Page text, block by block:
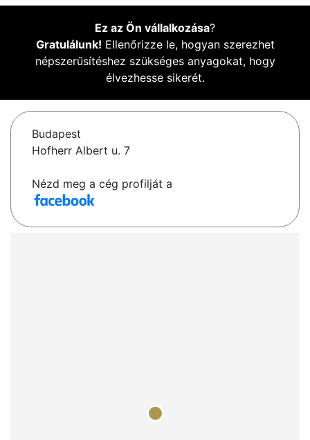
Ez az Ön vállalkozása?
Gratulálunk! Ellenőrizze le, hogyan szerezhet
népszerűsítéshez szükséges anyagokat, hogy
élvezhesse sikerét.
Budapest
Hofherr Albert u. 7
Nézd meg a cég profilját a